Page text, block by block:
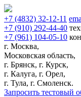
+7 (4832) 32-12-11
+7 (910) 292-44-40
+7 (961) 104-05-10
г. Москва,
Московская область,
г. Брянск, г. Курск,
г. Калуга, г. Орел,
г. Тула, г. Смоленск.
Запросить тестовый